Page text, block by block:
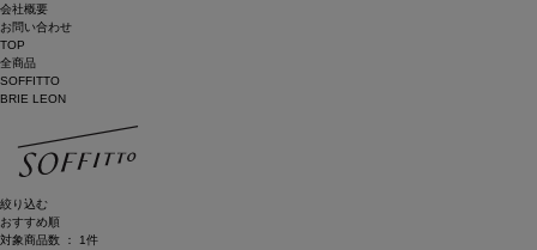
会社概要
お問い合わせ
TOP
全商品
SOFFITTO
BRIE LEON
絞り込む
おすすめ順
対象商品数 ： 1件